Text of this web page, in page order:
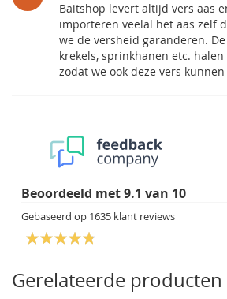
Baitshop levert altijd vers aas
importeren veelal het aas zelf
we de versheid garanderen.
krekels, sprinkhanen etc.
zodat we ook deze vers
Beoordeeld met9.1 van 10
Gebaseerd op 1635 klant reviews
Gerelateerde producten